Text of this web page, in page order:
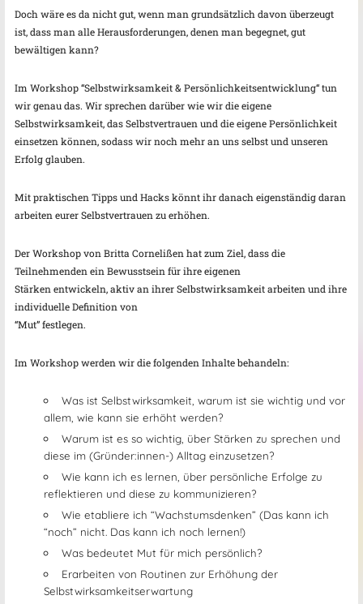
Doch wäre es da nicht gut, wenn man grundsätzlich davon überzeugt
ist, dass man alle Herausforderungen, denen man begegnet, gut
bewältigen kann?
Im Workshop “Selbstwirksamkeit & Persönlichkeitsentwicklung“ tun
wir genau das. Wir sprechen darüber wie wir die eigene
Selbstwirksamkeit, das Selbstvertrauen und die eigene Persönlichkeit
einsetzen können, sodass wir noch mehr an uns selbst und unseren
Erfolg glauben.
Mit praktischen Tipps und Hacks könnt ihr danach eigenständig daran
arbeiten eurer Selbstvertrauen zu erhöhen.
Der Workshop von Britta Cornelißen hat zum Ziel, dass die
Teilnehmenden ein Bewusstsein für ihre eigenen
Stärken entwickeln, aktiv an ihrer Selbstwirksamkeit arbeiten und ihre
individuelle Definition von
“Mut” festlegen.
Im Workshop werden wir die folgenden Inhalte behandeln:
Was ist Selbstwirksamkeit, warum ist sie wichtig und vor
allem, wie kann sie erhöht werden?
Warum ist es so wichtig, über Stärken zu sprechen und
diese im (Gründer:innen-) Alltag einzusetzen?
Wie kann ich es lernen, über persönliche Erfolge zu
reflektieren und diese zu kommunizieren?
Wie etabliere ich “Wachstumsdenken” (Das kann ich
“noch” nicht. Das kann ich noch lernen!)
Was bedeutet Mut für mich persönlich?
Erarbeiten von Routinen zur Erhöhung der
Selbstwirksamkeitserwartung